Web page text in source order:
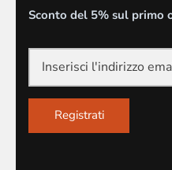
Sconto del 5% sul primo
Registrati